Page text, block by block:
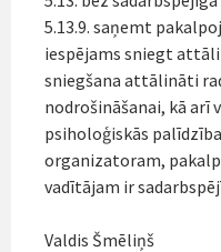
5.13.9. saņemt
iespējams sniegt
sniegšana attālināti
nodrošināšanai, kā arī
psiholoģiskās
organizatoram,
vadītājam ir
Valdis Šmēliņš